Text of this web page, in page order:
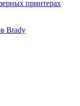
принтерах
Brady